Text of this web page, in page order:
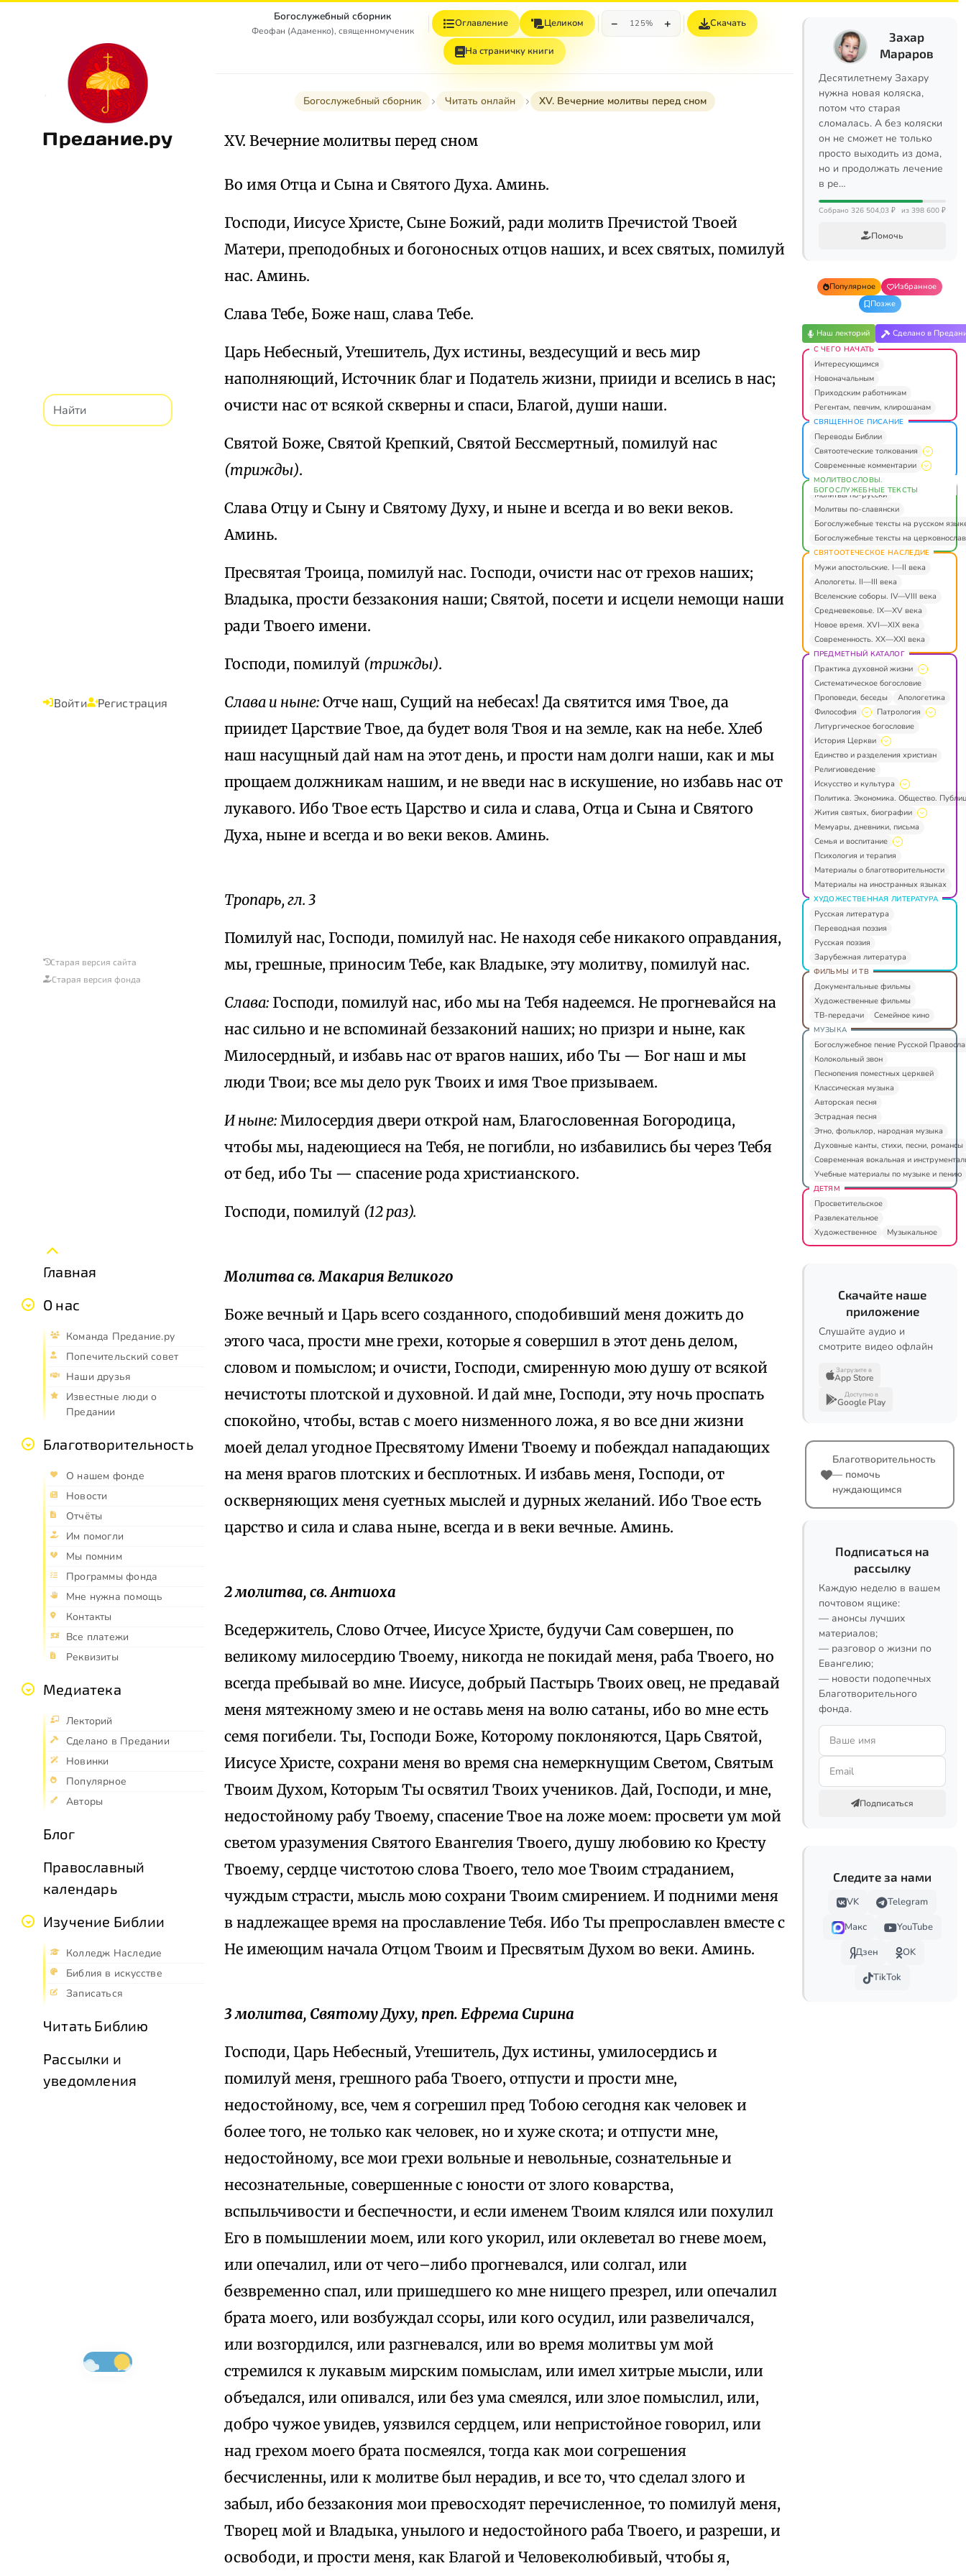
Предание.ру
Войти Регистрация
Старая версия сайта
Старая версия фонда
Главная
О нас
Команда Предание.ру
Попечительский совет
Наши друзья
Известные люди о
Предании
Благотворительность
О нашем фонде
Новости
Отчёты
Им помогли
Мы помним
Программы фонда
Мне нужна помощь
Контакты
Все платежи
Реквизиты
Медиатека
Лекторий
Сделано в Предании
Новинки
Популярное
Авторы
Блог
Православный
календарь
Изучение Библии
Колледж Наследие
Библия в искусстве
Записаться
Читать Библию
Рассылки и
уведомления
Богослужебный сборник
Феофан (Адаменко), священномученик
Оглавление Целиком − 125% + Скачать
На страничку книги
Богослужебный сборник Читать онлайн XV. Вечерние молитвы перед сном
XV. Вечерние молитвы перед сном
Во имя Отца и Сына и Святого Духа. Аминь.
Господи, Иисусе Христе, Сыне Божий, ради молитв Пречистой Твоей
Матери, преподобных и богоносных отцов наших, и всех святых, помилуй
нас. Аминь.
Слава Тебе, Боже наш, слава Тебе.
Царь Небесный, Утешитель, Дух истины, вездесущий и весь мир
наполняющий, Источник благ и Податель жизни, прииди и вселись в нас;
очисти нас от всякой скверны и спаси, Благой, души наши.
Святой Боже, Святой Крепкий, Святой Бессмертный, помилуй нас
(трижды).
Слава Отцу и Сыну и Святому Духу, и ныне и всегда и во веки веков.
Аминь.
Пресвятая Троица, помилуй нас. Господи, очисти нас от грехов наших;
Владыка, прости беззакония наши; Святой, посети и исцели немощи наши
ради Твоего имени.
Господи, помилуй (трижды).
Слава и ныне: Отче наш, Сущий на небесах! Да святится имя Твое, да
приидет Царствие Твое, да будет воля Твоя и на земле, как на небе. Хлеб
наш насущный дай нам на этот день, и прости нам долги наши, как и мы
прощаем должникам нашим, и не введи нас в искушение, но избавь нас от
лукавого. Ибо Твое есть Царство и сила и слава, Отца и Сына и Святого
Духа, ныне и всегда и во веки веков. Аминь.
Тропарь, гл. 3
Помилуй нас, Господи, помилуй нас. Не находя себе никакого оправдания,
мы, грешные, приносим Тебе, как Владыке, эту молитву, помилуй нас.
Слава: Господи, помилуй нас, ибо мы на Тебя надеемся. Не прогневайся на
нас сильно и не вспоминай беззаконий наших; но призри и ныне, как
Милосердный, и избавь нас от врагов наших, ибо Ты — Бог наш и мы
люди Твои; все мы дело рук Твоих и имя Твое призываем.
И ныне: Милосердия двери открой нам, Благословенная Богородица,
чтобы мы, надеющиеся на Тебя, не погибли, но избавились бы через Тебя
от бед, ибо Ты — спасение рода христианского.
Господи, помилуй (12 раз).
Молитва св. Макария Великого
Боже вечный и Царь всего созданного, сподобивший меня дожить до
этого часа, прости мне грехи, которые я совершил в этот день делом,
словом и помыслом; и очисти, Господи, смиренную мою душу от всякой
нечистоты плотской и духовной. И дай мне, Господи, эту ночь проспать
спокойно, чтобы, встав с моего низменного ложа, я во все дни жизни
моей делал угодное Пресвятому Имени Твоему и побеждал нападающих
на меня врагов плотских и бесплотных. И избавь меня, Господи, от
оскверняющих меня суетных мыслей и дурных желаний. Ибо Твое есть
царство и сила и слава ныне, всегда и в веки вечные. Аминь.
2 молитва, св. Антиоха
Вседержитель, Слово Отчее, Иисусе Христе, будучи Сам совершен, по
великому милосердию Твоему, никогда не покидай меня, раба Твоего, но
всегда пребывай во мне. Иисусе, добрый Пастырь Твоих овец, не предавай
меня мятежному змею и не оставь меня на волю сатаны, ибо во мне есть
семя погибели. Ты, Господи Боже, Которому поклоняются, Царь Святой,
Иисусе Христе, сохрани меня во время сна немеркнущим Светом, Святым
Твоим Духом, Которым Ты освятил Твоих учеников. Дай, Господи, и мне,
недостойному рабу Твоему, спасение Твое на ложе моем: просвети ум мой
светом уразумения Святого Евангелия Твоего, душу любовию ко Кресту
Твоему, сердце чистотою слова Твоего, тело мое Твоим страданием,
чуждым страсти, мысль мою сохрани Твоим смирением. И подними меня
в надлежащее время на прославление Тебя. Ибо Ты препрославлен вместе с
Не имеющим начала Отцом Твоим и Пресвятым Духом во веки. Аминь.
3 молитва, Святому Духу, преп. Ефрема Сирина
Господи, Царь Небесный, Утешитель, Дух истины, умилосердись и
помилуй меня, грешного раба Твоего, отпусти и прости мне,
недостойному, все, чем я согрешил пред Тобою сегодня как человек и
более того, не только как человек, но и хуже скота; и отпусти мне,
недостойному, все мои грехи вольные и невольные, сознательные и
несознательные, совершенные с юности от злого коварства,
вспыльчивости и беспечности, и если именем Твоим клялся или похулил
Его в помышлении моем, или кого укорил, или оклеветал во гневе моем,
или опечалил, или от чего–либо прогневался, или солгал, или
безвременно спал, или пришедшего ко мне нищего презрел, или опечалил
брата моего, или возбуждал ссоры, или кого осудил, или развеличался,
или возгордился, или разгневался, или во время молитвы ум мой
стремился к лукавым мирским помыслам, или имел хитрые мысли, или
объедался, или опивался, или без ума смеялся, или злое помыслил, или,
добро чужое увидев, уязвился сердцем, или непристойное говорил, или
над грехом моего брата посмеялся, тогда как мои согрешения
бесчисленны, или к молитве был нерадив, и все то, что сделал злого и
забыл, ибо беззакония мои превосходят перечисленное, то помилуй меня,
Творец мой и Владыка, унылого и недостойного раба Твоего, и разреши, и
освободи, и прости меня, как Благой и Человеколюбивый, чтобы я,
Захар
Мараров
Десятилетнему Захару
нужна новая коляска,
потом что старая
сломалась. А без коляски
он не сможет не только
просто выходить из дома,
но и продолжать лечение
в ре…
Собрано 326 504,03 ₽ из 398 600 ₽
Помочь
Популярное
Избранное
Позже
Наш лекторий Сделано в
С ЧЕГО НАЧАТЬ
Интересующимся
Новоначальным
Приходским работникам
Регентам, певчим, клирошанам
СВЯЩЕННОЕ ПИСАНИЕ
Переводы Библии
Святоотеческие толкования
Современные комментарии
МОЛИТВОСЛОВЫ.
БОГОСЛУЖЕБНЫЕ ТЕКСТЫ
Молитвы по-русски
Молитвы по-славянски
Богослужебные тексты на русском
Богослужебные тексты на
СВЯТООТЕЧЕСКОЕ НАСЛЕДИЕ
Мужи апостольские. I—II века
Апологеты. II—III века
Вселенские соборы. IV—VIII века
Средневековье. IX—XV века
Новое время. XVI—XIX века
Современность. XX—XXI века
ПРЕДМЕТНЫЙ КАТАЛОГ
Практика духовной жизни
Систематическое богословие
Проповеди, беседы
Апологетика
Философия
Патрология
Литургическое богословие
История Церкви
Единство и разделения христиан
Религиоведение
Искусство и культура
Политика. Экономика. Общество.
Жития святых, биографии
Мемуары, дневники, письма
Семья и воспитание
Психология и терапия
Материалы о благотворительности
Материалы на иностранных языках
ХУДОЖЕСТВЕННАЯ ЛИТЕРАТУРА
Русская литература
Переводная поэзия
Русская поэзия
Зарубежная литература
ФИЛЬМЫ И ТВ
Документальные фильмы
Художественные фильмы
ТВ-передачи
Семейное кино
МУЗЫКА
Богослужебное пение Русской
Колокольный звон
Песнопения поместных церквей
Классическая музыка
Авторская песня
Эстрадная песня
Этно, фольклор, народная музыка
Духовные канты, стихи, песни, романсы
Современная вокальная и
Учебные материалы по музыке и пению
ДЕТЯМ
Просветительское
Развлекательное
Художественное
Музыкальное
Скачайте наше
приложение
Слушайте аудио и
смотрите видео офлайн
Загрузите в
App Store
Доступно в
Google Play
Благотворительность
— помочь
нуждающимся
Подписаться на
рассылку
Каждую неделю в вашем
почтовом ящике:
— анонсы лучших
материалов;
— разговор о жизни по
Евангелию;
— новости подопечных
Благотворительного
фонда.
Подписаться
Следите за нами
VK
Telegram
Макс
YouTube
Дзен
OK
TikTok